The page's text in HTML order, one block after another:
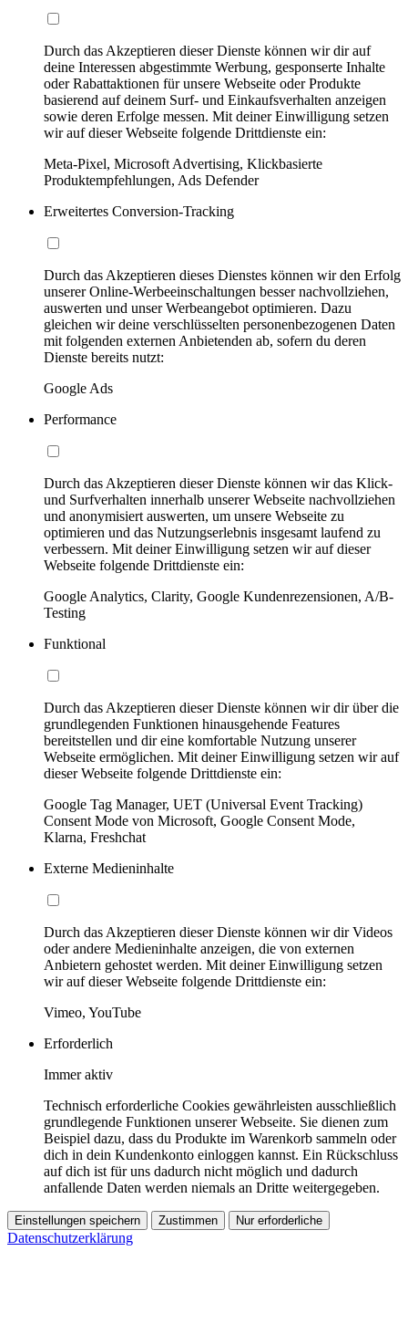
Durch das Akzeptieren dieser Dienste können wir dir auf
deine Interessen abgestimmte Werbung, gesponserte Inhalte
oder Rabattaktionen für unsere Webseite oder Produkte
basierend auf deinem Surf- und Einkaufsverhalten anzeigen
sowie deren Erfolge messen. Mit deiner Einwilligung setzen
wir auf dieser Webseite folgende Drittdienste ein:
Meta-Pixel, Microsoft Advertising, Klickbasierte
Produktempfehlungen, Ads Defender
Erweitertes Conversion-Tracking
Durch das Akzeptieren dieses Dienstes können wir den Erfolg
unserer Online-Werbeeinschaltungen besser nachvollziehen,
auswerten und unser Werbeangebot optimieren. Dazu
gleichen wir deine verschlüsselten personenbezogenen Daten
mit folgenden externen Anbietenden ab, sofern du deren
Dienste bereits nutzt:
Google Ads
Performance
Durch das Akzeptieren dieser Dienste können wir das Klick-
und Surfverhalten innerhalb unserer Webseite nachvollziehen
und anonymisiert auswerten, um unsere Webseite zu
optimieren und das Nutzungserlebnis insgesamt laufend zu
verbessern. Mit deiner Einwilligung setzen wir auf dieser
Webseite folgende Drittdienste ein:
Google Analytics, Clarity, Google Kundenrezensionen, A/B-
Testing
Funktional
Durch das Akzeptieren dieser Dienste können wir dir über die
grundlegenden Funktionen hinausgehende Features
bereitstellen und dir eine komfortable Nutzung unserer
Webseite ermöglichen. Mit deiner Einwilligung setzen wir auf
dieser Webseite folgende Drittdienste ein:
Google Tag Manager, UET (Universal Event Tracking)
Consent Mode von Microsoft, Google Consent Mode,
Klarna, Freshchat
Externe Medieninhalte
Durch das Akzeptieren dieser Dienste können wir dir Videos
oder andere Medieninhalte anzeigen, die von externen
Anbietern gehostet werden. Mit deiner Einwilligung setzen
wir auf dieser Webseite folgende Drittdienste ein:
Vimeo, YouTube
Erforderlich
Immer aktiv
Technisch erforderliche Cookies gewährleisten ausschließlich
grundlegende Funktionen unserer Webseite. Sie dienen zum
Beispiel dazu, dass du Produkte im Warenkorb sammeln oder
dich in dein Kundenkonto einloggen kannst. Ein Rückschluss
auf dich ist für uns dadurch nicht möglich und dadurch
anfallende Daten werden niemals an Dritte weitergegeben.
Einstellungen speichern Zustimmen Nur erforderliche
Datenschutzerklärung